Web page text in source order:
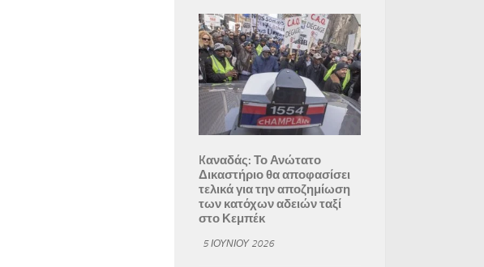
Kαναδάς: Το Ανώτατο
Δικαστήριο θα αποφασίσει
τελικά για την αποζημίωση
των κατόχων αδειών ταξί
στο Κεμπέκ
5 ΙΟΥΝΊΟΥ 2026